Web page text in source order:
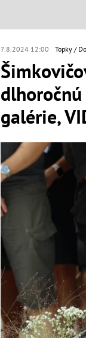
7.8.2024 12:00 Topky
galérie,